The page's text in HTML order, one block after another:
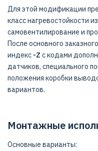
Для этой модификации
класс нагревостойкости
самовентилирование и
После основного
индекс -Z с кодами
датчиков, специального
положения коробки
вариантов.
Монтажные
Основные варианты: